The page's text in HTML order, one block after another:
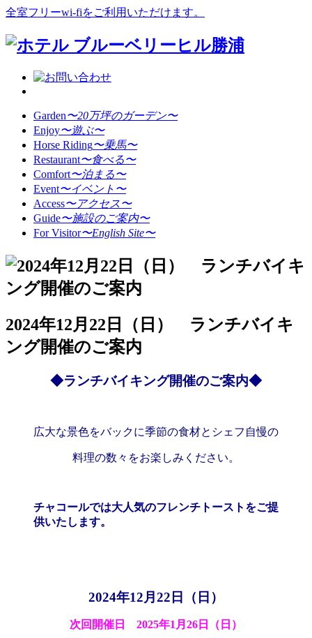
全室フリーwi-fiをご利用いただけます。
Garden〜20万坪のガーデン〜
Enjoy〜遊ぶ〜
Horse Riding〜乗馬〜
Restaurant〜食べる〜
Comfort〜泊まる〜
Event〜イベント〜
Access〜アクセス〜
Guide〜施設のご案内〜
For Visitor〜English Site〜
2024年12月22日（日） ランチバイキ
ング開催のご案内
◆ランチバイキング開催のご案内◆
広大な景色をバックに季節の食材とシェフ自慢の
料理の数々をお楽しみください。
チャコールでは大人気のフレンチトーストをご提
供いたします。
2024年12月22日（日）
次回開催日 2025年1月26日（日）